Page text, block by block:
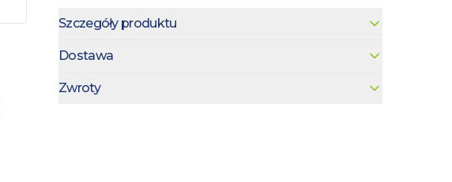
Szczegóły produktu
Dostawa
Zwroty